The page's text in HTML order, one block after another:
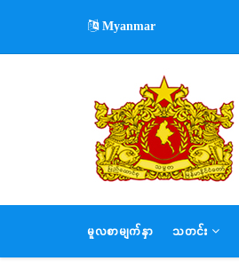
main
Myanmar
MAIN
NAVIGATION
မူလစာမျက်နှာ သတင်း